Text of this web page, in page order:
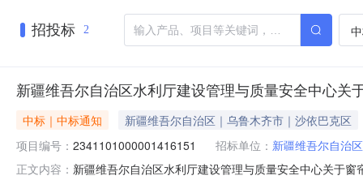
招投标 2
新疆维吾尔自治区水利厅建设管理与质量安全中心关
中标｜中标通知
新疆维吾尔自治区｜乌鲁木齐市｜沙依巴克区
项目编号： 2341101000001416151 招标单位： 新疆维吾尔自治
正文内容： 新疆维吾尔自治区水利厅建设管理与质量安全中心关于